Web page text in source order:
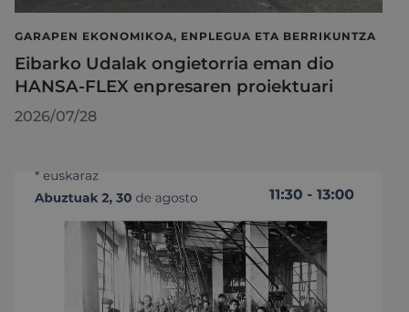
GARAPEN EKONOMIKOA, ENPLEGUA ETA BERRIKUNTZA
Eibarko Udalak ongietorria eman dio
HANSA-FLEX enpresaren proiektuari
2026/07/28